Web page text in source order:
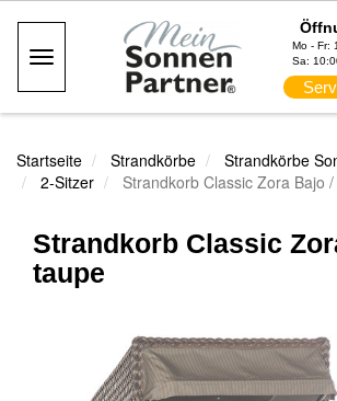
Toggle
Mo - Fr:
Sa:
Startseite Strandkörbe
Strandkörbe
2-Sitzer
Strandkorb Classic Zora Bajo
Strandkorb Classic
taupe